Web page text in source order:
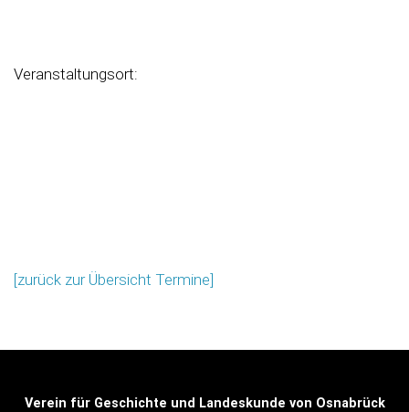
Veranstaltungsort:
[zurück zur Übersicht Termine]
Verein für Geschichte und Landeskunde von Osnabrück